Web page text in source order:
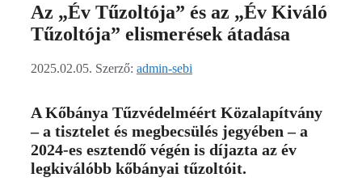
Az „Év Tűzoltója” és az „Év Kiváló
Tűzoltója” elismerések átadása
2025.02.05. Szerző: admin-sebi
A Kőbánya Tűzvédelméért Közalapítvány
– a tisztelet és megbecsülés jegyében – a
2024-es esztendő végén is díjazta az év
legkiválóbb kőbányai tűzoltóit.